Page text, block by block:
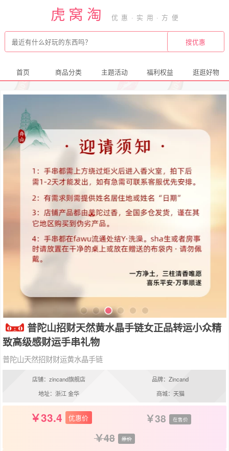
虎窝淘
首页 商品分类 主题活动 福利权益 逛逛好物
普陀山招财天然黄水晶手链女正品转运小众精
致高级感财运手串礼物
普陀山天然招财财运黄水晶手链
店铺：zincand旗舰店
品牌：Zincand
地址：浙江 金华
商城：天猫
33.4 优惠价 38 在售价
48 原价